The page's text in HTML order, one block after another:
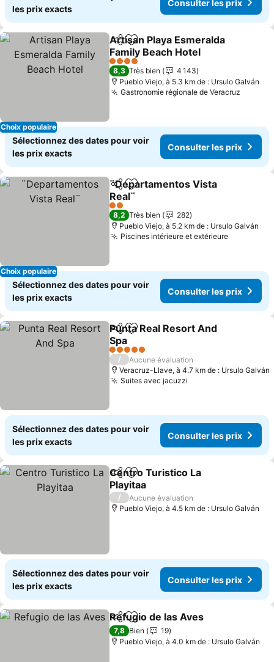
les prix exacts
Consulter les prix
Choix populaire
PartagerAjouter à mes favoris
Artisan Playa Esmeralda
Family Beach Hotel
Consulter les prix
4 Étoiles
8,3 Très bien
4 143
Pueblo Viejo, à 5.3 km de : Ursulo Galván
Gastronomie régionale de Veracruz
Sélectionnez des dates pour voir
les prix exacts
Consulter les prix
Choix populaire
PartagerAjouter à mes favoris
¨Departamentos Vista
Real¨
Consulter les prix
2 Étoiles
8,2 Très bien
282
Pueblo Viejo, à 5.2 km de : Ursulo Galván
Piscines intérieure et extérieure
Sélectionnez des dates pour voir
les prix exacts
Consulter les prix
PartagerAjouter à mes favoris
Punta Real Resort And
Spa
Consulter les prix
5 Étoiles
/
Aucune évaluation
Veracruz-Llave, à 4.7 km de : Ursulo Galván
Suites avec jacuzzi
Sélectionnez des dates pour voir
les prix exacts
Consulter les prix
PartagerAjouter à mes favoris
Centro Turistico La
Playitaa
Consulter les prix
/
Aucune évaluation
Pueblo Viejo, à 4.5 km de : Ursulo Galván
Sélectionnez des dates pour voir
les prix exacts
Consulter les prix
PartagerAjouter à mes favoris
Refugio de las Aves
7,8 Bien
19
Pueblo Viejo, à 4.0 km de : Ursulo Galván